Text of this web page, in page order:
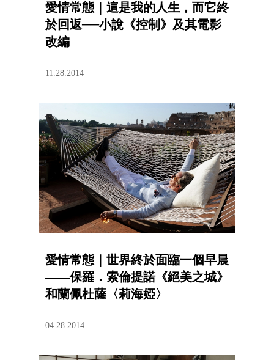
愛情常態｜這是我的人生，而它終
於回返──小說《控制》及其電影
改編
11.28.2014
愛情常態｜世界終於面臨一個早晨
——保羅．索倫提諾《絕美之城》
和蘭佩杜薩〈莉海婭〉
04.28.2014